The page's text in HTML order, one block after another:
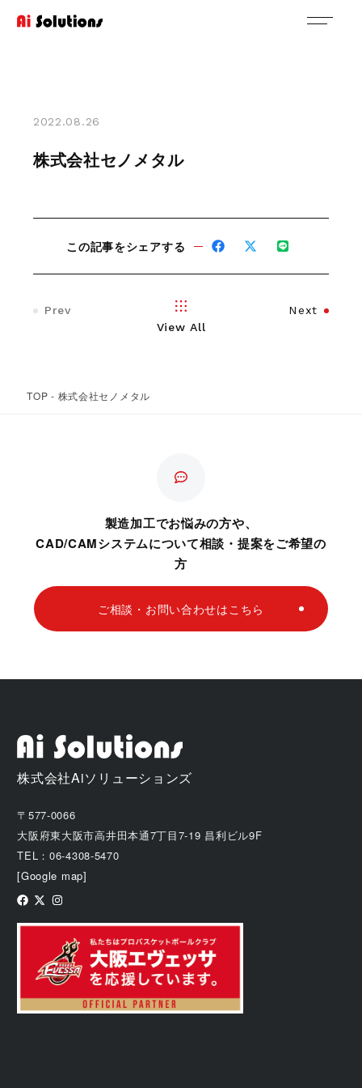
2022.08.26
株式会社セノメタル
この記事をシェアする
Prev
View All
Next
TOP - 株式会社セノメタル
製造加工でお悩みの方や、
CAD/CAMシステムについて相談・提案をご希望の
方
ご相談・お問い合わせはこちら
株式会社Aiソリューションズ
〒577-0066
大阪府東大阪市高井田本通7丁目7-19 昌利ビル9F
TEL：06-4308-5470
[Google map]